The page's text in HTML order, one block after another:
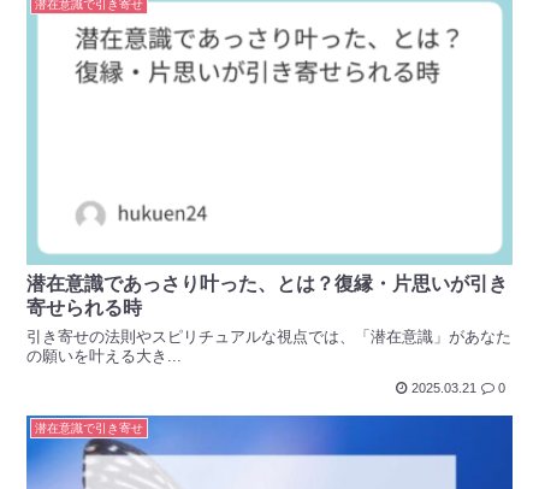
潜在意識で引き寄せ
潜在意識であっさり叶った、とは？復縁・片思いが引き
寄せられる時
引き寄せの法則やスピリチュアルな視点では、「潜在意識」があなた
の願いを叶える大き...
2025.03.21 0
潜在意識で引き寄せ